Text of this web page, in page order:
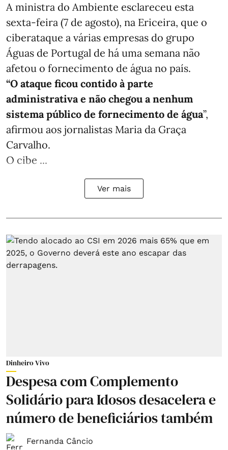
A ministra do Ambiente esclareceu esta
sexta-feira (7 de agosto), na Ericeira, que o
ciberataque a várias empresas do grupo
Águas de Portugal de há uma semana não
afetou o fornecimento de água no país.
“O ataque ficou contido à parte
administrativa e não chegou a nenhum
sistema público de fornecimento de água”,
afirmou aos jornalistas Maria da Graça
Carvalho.
O cibe ...
Ver mais
Dinheiro Vivo
Despesa com Complemento
Solidário para Idosos desacelera e
número de beneficiários também
Fernanda Câncio